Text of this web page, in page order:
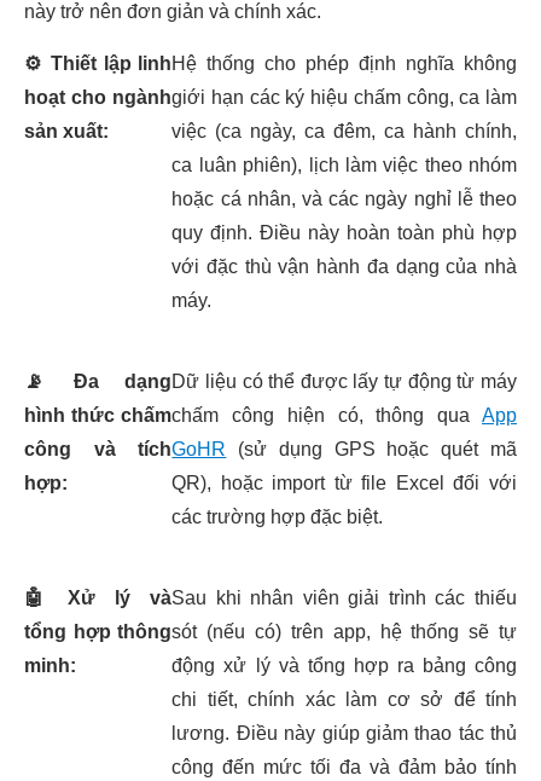
này trở nên đơn giản và chính xác.
⚙️ Thiết lập linh
hoạt cho ngành
sản xuất:
Hệ thống cho phép định nghĩa không
giới hạn các ký hiệu chấm công, ca làm
việc (ca ngày, ca đêm, ca hành chính,
ca luân phiên), lịch làm việc theo nhóm
hoặc cá nhân, và các ngày nghỉ lễ theo
quy định. Điều này hoàn toàn phù hợp
với đặc thù vận hành đa dạng của nhà
máy.
📡
Đa dạng
hình thức chấm
công và tích
hợp:
Dữ liệu có thể được lấy tự động từ máy
chấm công hiện có, thông qua App
GoHR (sử dụng GPS hoặc quét mã
QR), hoặc import từ file Excel đối với
các trường hợp đặc biệt.
🤖
Xử lý và
tổng hợp thông
minh:
Sau khi nhân viên giải trình các thiếu
sót (nếu có) trên app, hệ thống sẽ tự
động xử lý và tổng hợp ra bảng công
chi tiết, chính xác làm cơ sở để tính
lương. Điều này giúp giảm thao tác thủ
công đến mức tối đa và đảm bảo tính